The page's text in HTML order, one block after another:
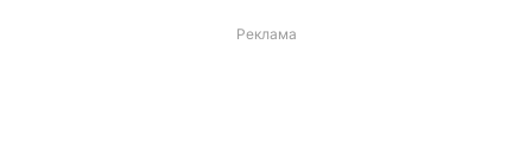
Реклама